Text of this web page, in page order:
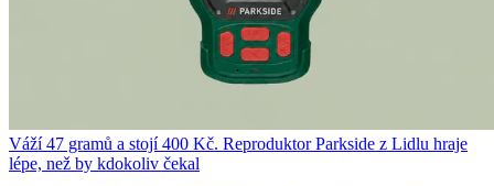
Váží 47 gramů a stojí 400 Kč. Reproduktor Parkside z Lidlu hraje
lépe, než by kdokoliv čekal